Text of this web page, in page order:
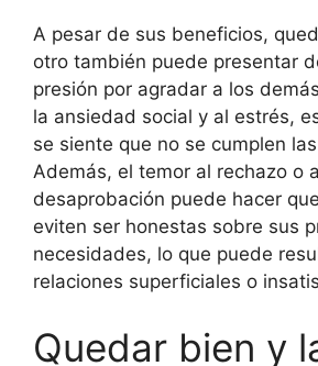
A pesar de sus beneficios,
otro también puede presentar
presión por agradar a los
la ansiedad social y al estrés,
se siente que no se cumplen
Además, el temor al rechazo o
desaprobación puede hacer
eviten ser honestas sobre sus
necesidades, lo que puede
relaciones superficiales o
Quedar bien y